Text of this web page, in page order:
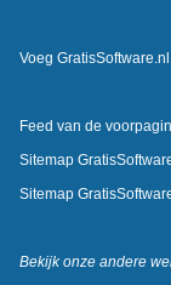
Voeg
Feed van de
Sitemap
Sitemap
Bekijk onze andere